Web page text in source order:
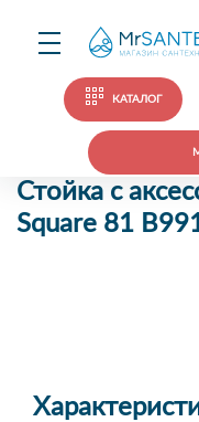
КАТАЛОГ
Стойка с
Square 81